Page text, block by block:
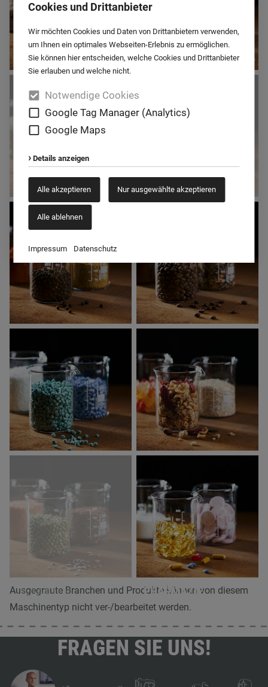
Cookies und Drittanbieter
Wir möchten Cookies und Daten von Drittanbietern verwenden,
um Ihnen ein optimales Webseiten-Erlebnis zu ermöglichen.
Sie können hier entscheiden, welche Cookies und Drittanbieter
Sie erlauben und welche nicht.
Notwendige Cookies
Google Tag Manager (Analytics)
Google Maps
Details anzeigen
Alle akzeptieren Nur ausgewählte akzeptieren
Alle ablehnen
Impressum Datenschutz
FUTTERMITTEL
ÖLSAATEN PHARMAZIE
Ausgegraute Branchen und Produkte können von diesem
Maschinentyp nicht ver-/bearbeitet werden.
FRAGEN SIE UNS!